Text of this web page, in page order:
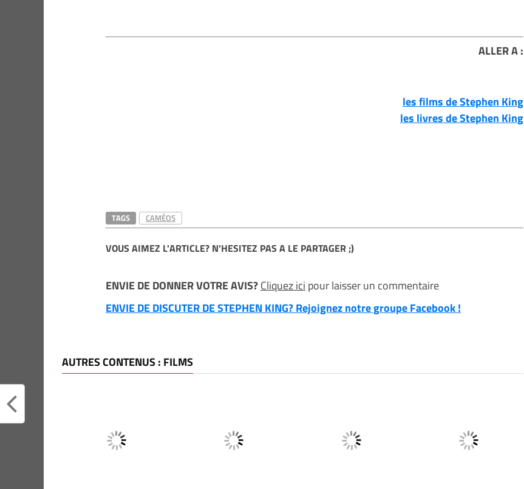
ALLER A :
les films de Stephen King
les livres de Stephen King
TAGS CAMÉOS
VOUS AIMEZ L'ARTICLE? N'HESITEZ PAS A LE PARTAGER ;)
ENVIE DE DONNER VOTRE AVIS?Cliquez ici pour laisser un commentaire
ENVIE DE DISCUTER DE STEPHEN KING? Rejoignez notre groupe Facebook !
AUTRES CONTENUS : FILMS